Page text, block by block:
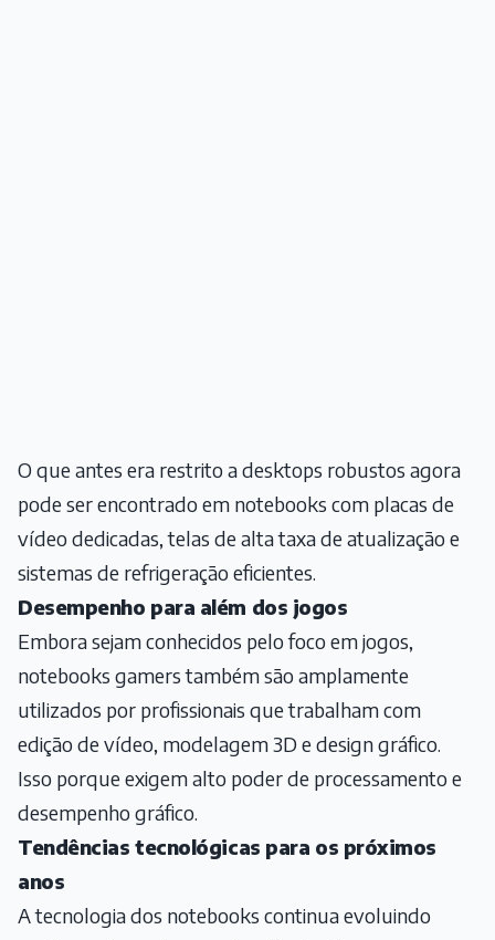
O que antes era restrito a desktops robustos agora
pode ser encontrado em notebooks com placas de
vídeo dedicadas, telas de alta taxa de atualização e
sistemas de refrigeração eficientes.
Desempenho para além dos jogos
Embora sejam conhecidos pelo foco em jogos,
notebooks gamers também são amplamente
utilizados por profissionais que trabalham com
edição de vídeo, modelagem 3D e design gráfico.
Isso porque exigem alto poder de processamento e
desempenho gráfico.
Tendências tecnológicas para os próximos
anos
A tecnologia dos notebooks continua evoluindo